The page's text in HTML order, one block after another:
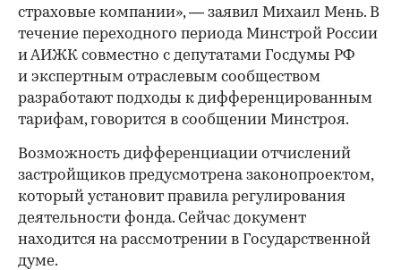
страховые компании», — заявил Михаил Мень. В
течение переходного периода Минстрой России
и АИЖК совместно с депутатами Госдумы РФ
и экспертным отраслевым сообществом
разработают подходы к дифференцированным
тарифам, говорится в сообщении Минстроя.
Возможность дифференциации отчислений
застройщиков предусмотрена законопроектом,
который установит правила регулирования
деятельности фонда. Сейчас документ
находится на рассмотрении в Государственной
думе.